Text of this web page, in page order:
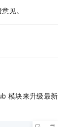
见。
模块来升级最新